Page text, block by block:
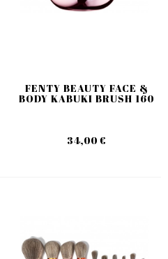
FENTY BEAUTY FACE &
BODY KABUKI BRUSH 160
34,00 €